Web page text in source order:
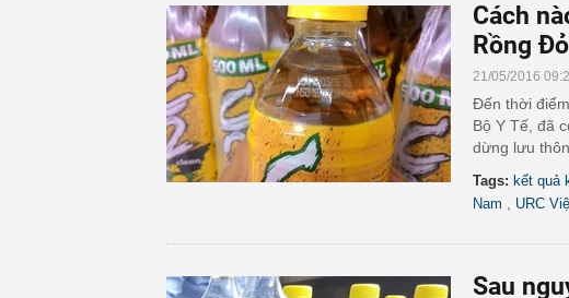
Cách
Rồng
21/05/2016
Đến thời
Bộ Y Tế, đã
dừng lưu
Tags: kết quả
Nam
URC
Sau